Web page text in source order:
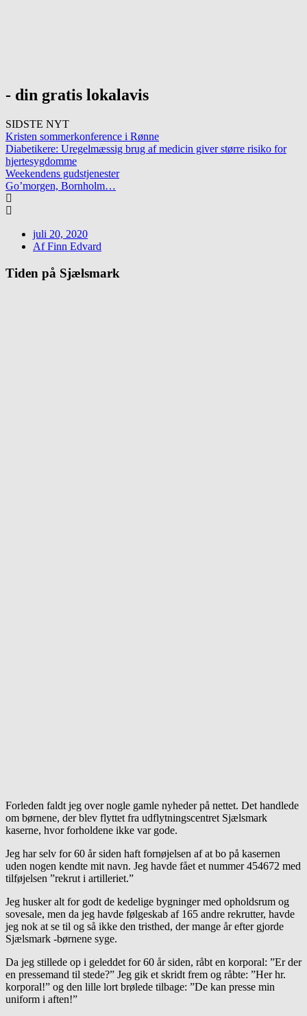
- din gratis lokalavis
SIDSTE NYT
Kristen sommerkonference i Rønne
Diabetikere: Uregelmæssig brug af medicin giver større risiko for
hjertesygdomme
Weekendens gudstjenester
Go’morgen, Bornholm…
juli 20, 2020
AfFinn Edvard
Tiden på Sjælsmark
Forleden faldt jeg over nogle gamle nyheder på nettet. Det handlede
om børnene, der blev flyttet fra udflytningscentret Sjælsmark
kaserne, hvor forholdene ikke var gode.
Jeg har selv for 60 år siden haft fornøjelsen af at bo på kasernen
uden nogen kendte mit navn. Jeg havde fået et nummer 454672 med
tilføjelsen ”rekrut i artilleriet.”
Jeg husker alt for godt de kedelige bygninger med opholdsrum og
sovesale, men da jeg havde følgeskab af 165 andre rekrutter, havde
jeg nok at se til og så ikke den tristhed, der mange år efter gjorde
Sjælsmark -børnene syge.
Da jeg stillede op i geleddet for 60 år siden, råbt en korporal: ”Er der
en pressemand til stede?” Jeg gik et skridt frem og råbte: ”Her hr.
korporal!” og den lille lort brølede tilbage: ”De kan presse min
uniform i aften!”